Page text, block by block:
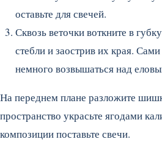
оставьте для свечей.
Сквозь веточки воткните в
стебли и заострив их края.
немного возвышаться над
На переднем плане разложите
пространство украсьте ягодами
композиции поставьте свечи.